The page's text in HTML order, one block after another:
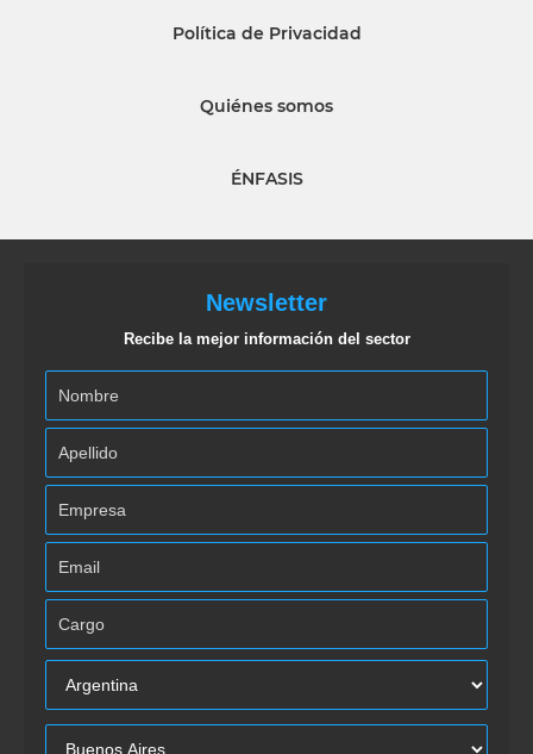
Política de Privacidad
Quiénes somos
ÉNFASIS
Newsletter
Recibe la mejor información del sector